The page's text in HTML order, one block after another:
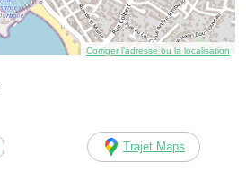
Corriger l’adresse ou la localisation
Trajet Maps